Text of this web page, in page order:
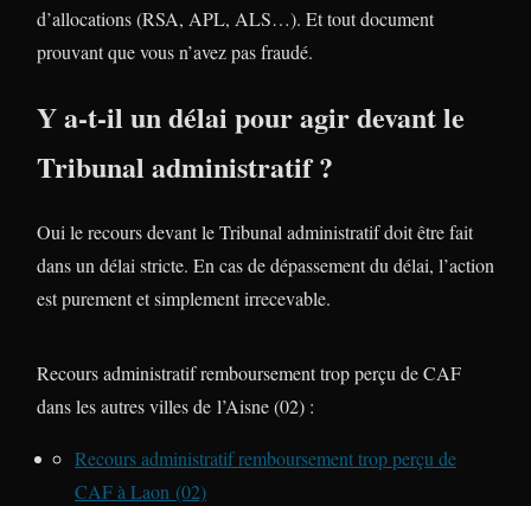
d’allocations (RSA, APL, ALS…). Et tout document
prouvant que vous n’avez pas fraudé.
Y a-t-il un délai pour agir devant le
Tribunal administratif ?
Oui le recours devant le Tribunal administratif doit être fait
dans un délai stricte. En cas de dépassement du délai, l’action
est purement et simplement irrecevable.
Recours administratif remboursement trop perçu de CAF
dans les autres villes de l’Aisne (02) :
Recours administratif remboursement trop perçu de
CAF à Laon (02)